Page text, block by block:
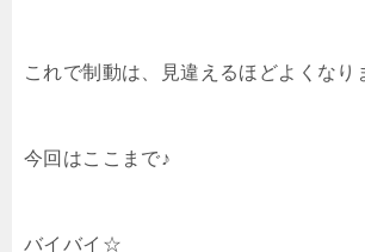
これで制動は、見違えるほどよくなり
今回はここまで♪
バイバイ☆